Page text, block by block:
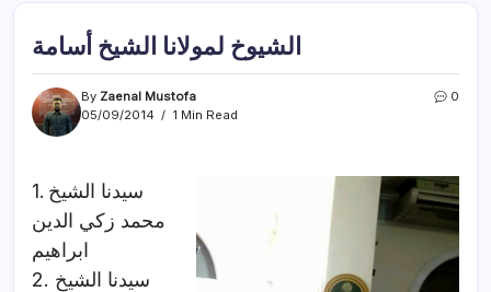
الشيوخ لمولانا الشيخ أسامة
By Zaenal Mustofa
05/09/2014
1 Min Read
0
1. سيدنا الشيخ
محمد زكي الدين
ابراهيم
2. سيدنا الشيخ